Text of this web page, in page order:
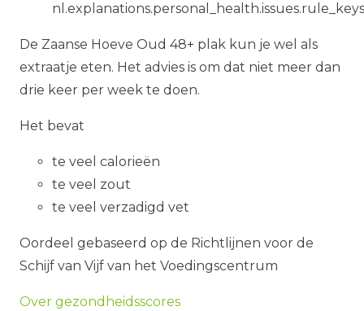
De Zaanse Hoeve Oud 48+ plak kun je wel als
extraatje eten. Het advies is om dat niet meer dan
drie keer per week te doen.
Het bevat
te veel calorieën
te veel zout
te veel verzadigd vet
Oordeel gebaseerd op de Richtlijnen voor de
Schijf van Vijf van het Voedingscentrum
Over gezondheidsscores